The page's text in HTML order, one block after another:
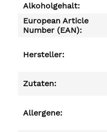
Alkoholgehalt:
European Article
Number (EAN):
Hersteller:
Zutaten:
Allergene: